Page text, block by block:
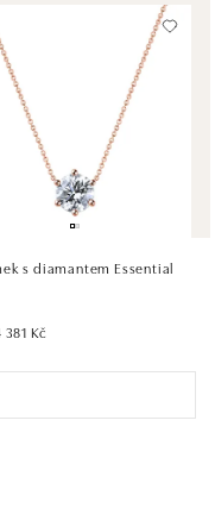
s diamantem Essential
Kč